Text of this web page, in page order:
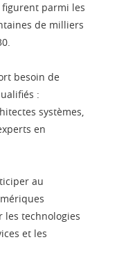
parmi les
de milliers
besoin de
:
systèmes,
en
au
les technologies
et les